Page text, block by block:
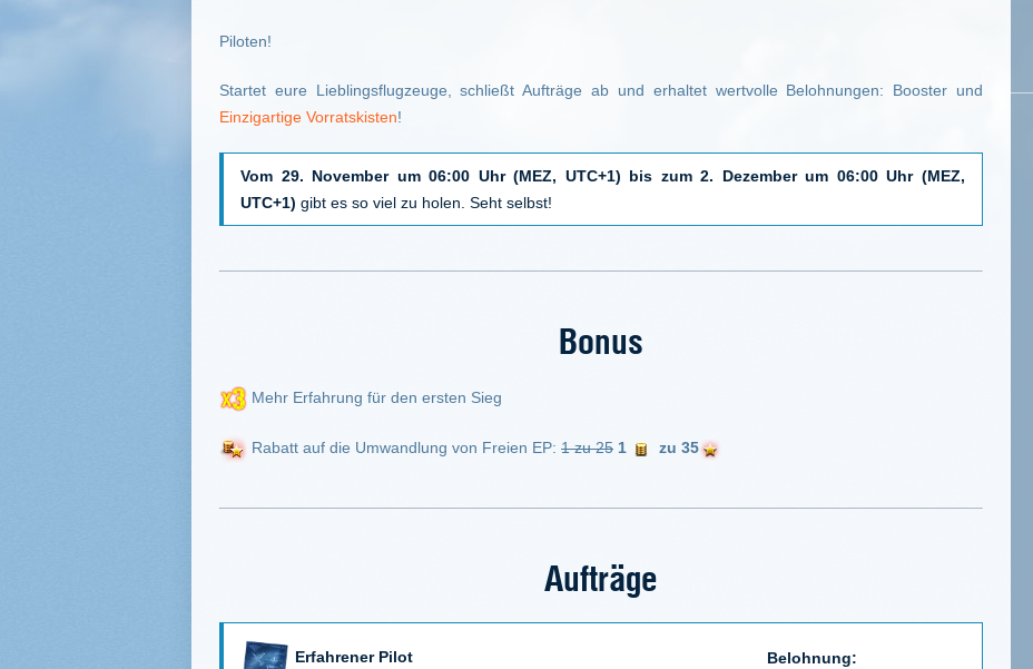
Piloten!
Startet eure Lieblingsflugzeuge, schließt Aufträge ab und erhaltet wertvolle Belohnungen: Booster und
Einzigartige Vorratskisten!
Vom 29. November um 06:00 Uhr (MEZ, UTC+1) bis zum 2. Dezember um 06:00 Uhr (MEZ,
UTC+1) gibt es so viel zu holen. Seht selbst!
Bonus
Mehr Erfahrung für den ersten Sieg
Rabatt auf die Umwandlung von Freien EP: 1 zu 25 1 zu 35
Aufträge
Erfahrener Pilot Belohnung: